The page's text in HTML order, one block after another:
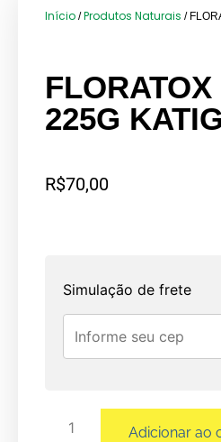
Início /Produtos Naturais /
FLORATOX
225G
R$70,00
Simulação de frete
Adicionar ao